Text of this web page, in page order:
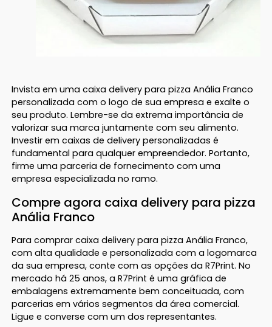
Invista em uma caixa delivery para pizza Anália Franco
personalizada com o logo de sua empresa e exalte o
seu produto. Lembre-se da extrema importância de
valorizar sua marca juntamente com seu alimento.
Investir em caixas de delivery personalizadas é
fundamental para qualquer empreendedor. Portanto,
firme uma parceria de fornecimento com uma
empresa especializada no ramo.
Compre agora caixa delivery para pizza
Anália Franco
Para comprar caixa delivery para pizza Anália Franco,
com alta qualidade e personalizada com a logomarca
da sua empresa, conte com as opções da R7Print. No
mercado há 25 anos, a R7Print é uma gráfica de
embalagens extremamente bem conceituada, com
parcerias em vários segmentos da área comercial.
Ligue e converse com um dos representantes.